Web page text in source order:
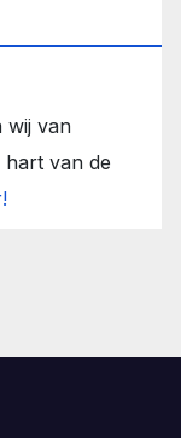
wij van
van de